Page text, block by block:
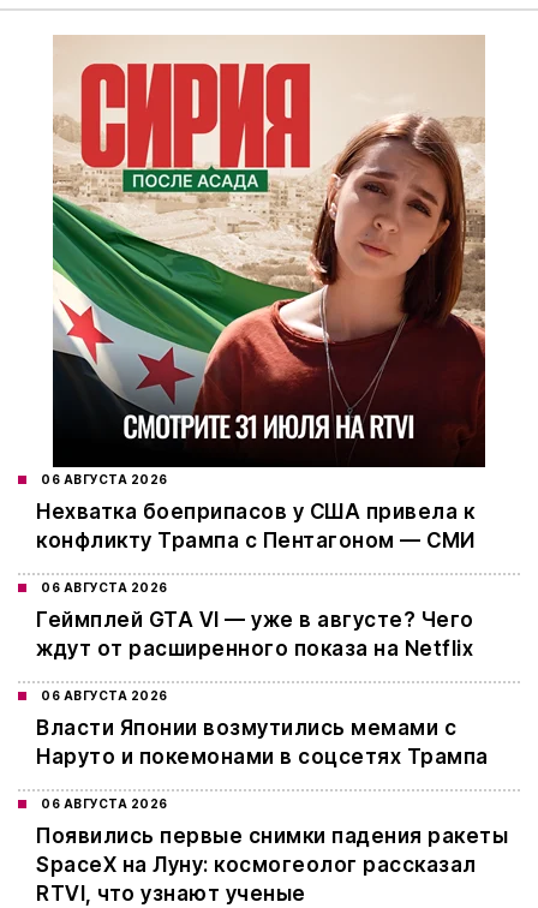
06 АВГУСТА 2026
Нехватка боеприпасов у США привела к
конфликту Трампа с Пентагоном — СМИ
06 АВГУСТА 2026
Геймплей GTA VI — уже в августе? Чего
ждут от расширенного показа на Netflix
06 АВГУСТА 2026
Власти Японии возмутились мемами с
Наруто и покемонами в соцсетях Трампа
06 АВГУСТА 2026
Появились первые снимки падения ракеты
SpaceX на Луну: космогеолог рассказал
RTVI, что узнают ученые